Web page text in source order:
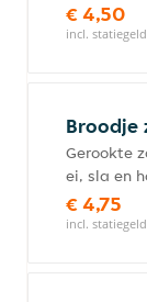
€ 4,50
incl.
Broodje
Gerookte
ei, sla en
€ 4,75
incl.